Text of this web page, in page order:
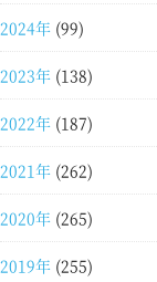
2024年 (99)
2023年 (138)
2022年 (187)
2021年 (262)
2020年 (265)
2019年 (255)